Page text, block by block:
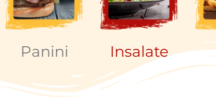
Panini Insalate